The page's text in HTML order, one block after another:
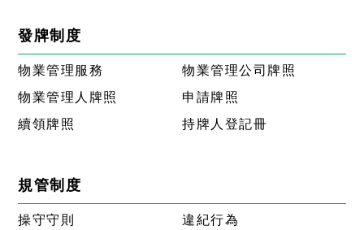
發牌制度
物業管理服務
物業管理公司牌照
物業管理人牌照
申請牌照
續領牌照
持牌人登記冊
規管制度
操守守則
違紀行為